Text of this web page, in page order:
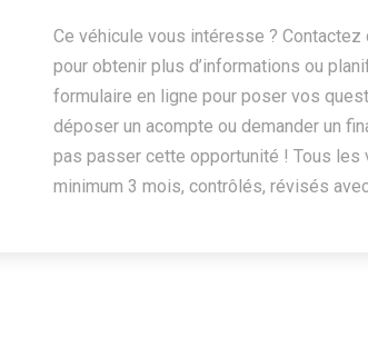
Ce véhicule vous intéresse ?
pour obtenir plus d’informations ou
formulaire en ligne pour poser vos
déposer un acompte ou demander un
pas passer cette opportunité ! Tous les
minimum 3 mois, contrôlés, révisés